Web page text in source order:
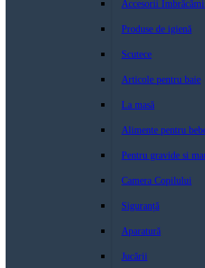
Accesorii
Produse de igienă
Scutece
Articole pentru baie
La masă
Alimente pentru
Pentru gravide si
Camera Copilului
Siguranță
Aparatură
Jucării